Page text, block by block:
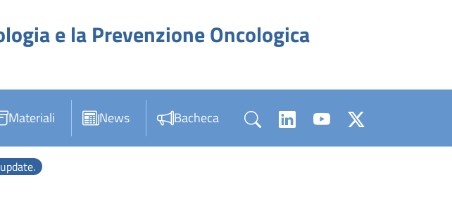
e la Prevenzione Oncologica
Materiali News Bacheca